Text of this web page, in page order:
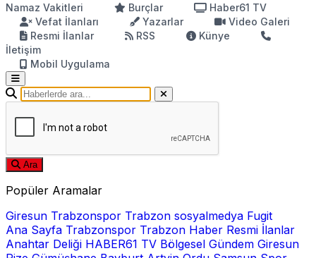
Namaz Vakitleri
Burçlar
Haber61 TV
Vefat İlanları
Yazarlar
Video Galeri
Resmi İlanlar
RSS
Künye
İletişim
Mobil Uygulama
Ara
Popüler Aramalar
Giresun Trabzonspor Trabzon sosyalmedya Fugit
Ana Sayfa Trabzonspor Trabzon Haber Resmi İlanlar
Anahtar Deliği HABER61 TV Bölgesel Gündem Giresun